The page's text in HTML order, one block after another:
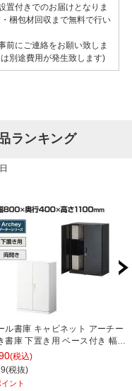
置付きでのお届けとなりま
梱包材回収まで無料で行い
前にご連絡をお願い致しま
別途費用が発生致します)
ランキング
ル書庫 キャビネット アーチー
書庫 下置き用 ベース付き 幅
行400×高さ1100mm
(税込)
税抜)
イント